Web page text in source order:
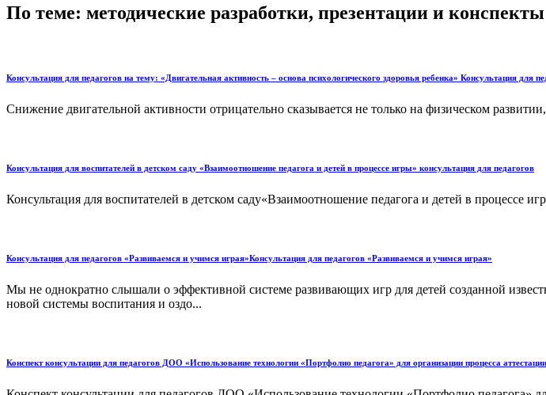
По теме: методические разработки, презентации и конспекты
Консультация для педагогов на тему: «Двигательная активность – основа психологического здоровья ребенка» Консультация для
Снижение двигательной активности отрицательно сказывается не только на физическом
Консультация для воспитателей в детском саду «Взаимоотношение педагога и детей в процессе игры» консультация для педагогов
Консультация для воспитателей в детском саду«Взаимоотношение педагога и детей в процессе
Консультация для педагогов «Развиваемся и учимся играя»Консультация для педагогов «Развиваемся и учимся играя»
Мы не однократно слышали о эффективной системе развивающих игр для детей созданной
новой системы воспитания и оздо...
Конспект консультации для педагогов ДОО «Использование технологии «Портфолио педагога» для организации процесса